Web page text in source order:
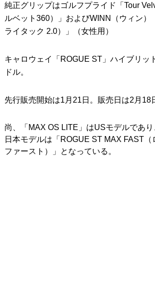
純正グリップはゴルフプライド「Tour
ルベット360）」およびWINN（ウィン）
ライタック 2.0）」（女性用）
キャロウェイ「ROGUE ST」ハイブリッ
ドル。
先行販売開始は1月21日。販売日は2月18
尚、「MAX OS LITE」はUSモデルであ
日本モデルは「ROGUE ST MAX FAST（
ファースト）」となっている。